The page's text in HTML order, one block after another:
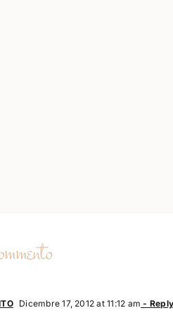
Dicembre 17, 2012 at 11:12 am - Reply